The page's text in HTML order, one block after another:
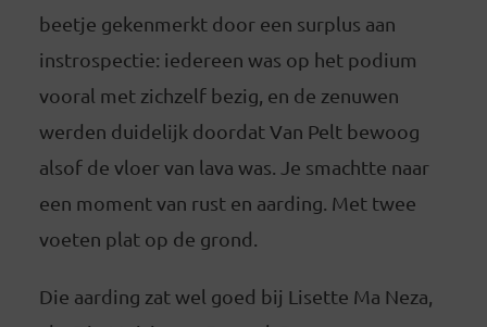
beetje gekenmerkt door een surplus aan
instrospectie: iedereen was op het podium
vooral met zichzelf bezig, en de zenuwen
werden duidelijk doordat Van Pelt bewoog
alsof de vloer van lava was. Je smachtte naar
een moment van rust en aarding. Met twee
voeten plat op de grond.
Die aarding zat wel goed bij Lisette Ma Neza,